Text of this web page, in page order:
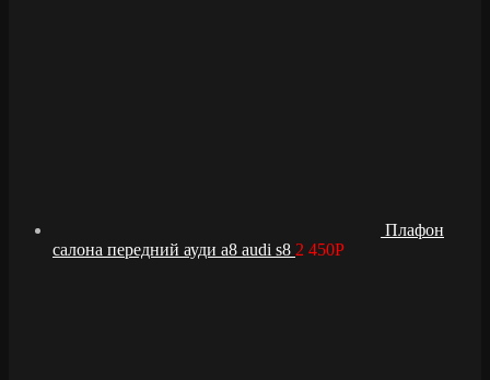
Плафон
салона передний ауди а8 audi s8 2 450Р